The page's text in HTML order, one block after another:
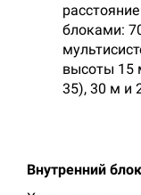
блоками:
высоты 15
35), 30 м и
Внутренний блок